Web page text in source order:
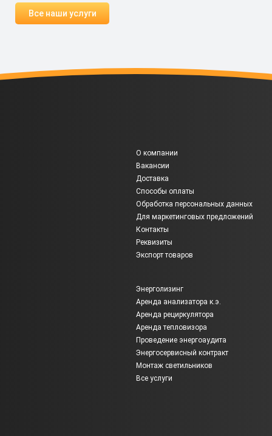
Все наши услуги
О компании
Вакансии
Доставка
Способы оплаты
Обработка персональных данных
Для маркетинговых предложений
Контакты
Реквизиты
Экспорт товаров
Энерголизинг
Аренда анализатора к.э.
Аренда рециркулятора
Аренда тепловизора
Проведение энергоаудита
Энергосервисный контракт
Монтаж светильников
Все услуги